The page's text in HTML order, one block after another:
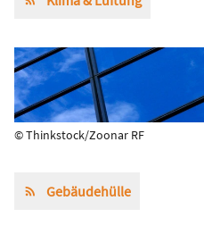
© Thinkstock/Zoonar RF
Gebäudehülle